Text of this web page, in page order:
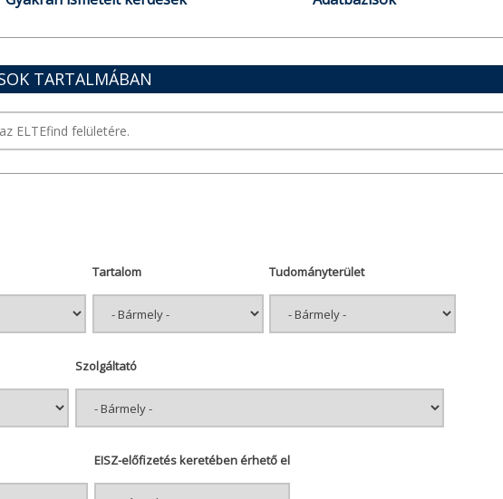
TARTALMÁBAN
Tartalom Tudományterület
Szolgáltató
EISZ-előfizetés keretében érhető el